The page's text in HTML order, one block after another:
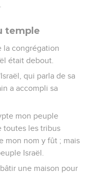
temple
la congrégation
était debout.
qui parla de sa
a accompli sa
mon peuple
toutes les tribus
mon nom y fût ; mais
Israël.
une maison pour